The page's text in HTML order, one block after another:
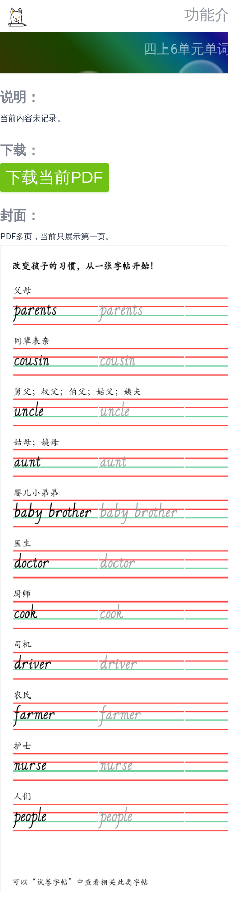
功能
四上6单元单
说明：
当前内容未记录。
下载：
封面：
PDF多页，当前只展示第一页。